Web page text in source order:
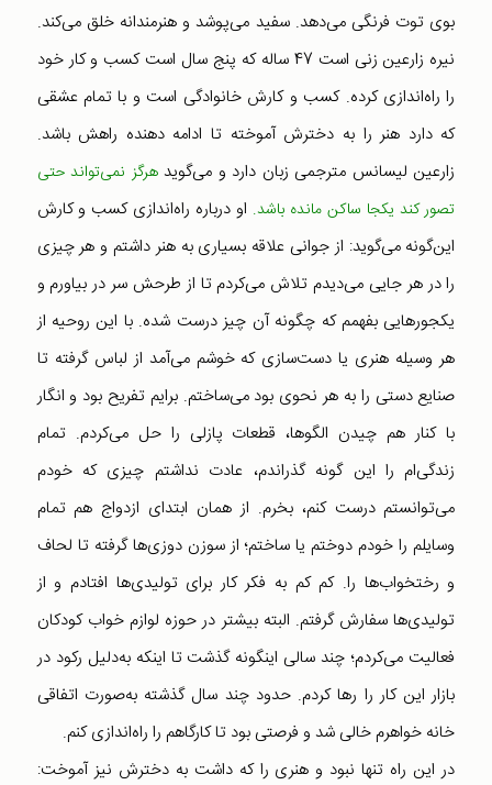
بوی توت فرنگی می‌دهد. سفید می‌پوشد و هنرمندانه خلق می‌کند.
نیره زارعین زنی است 47 ساله که پنج سال است کسب و کار خود
را راه‌اندازی کرده. کسب و کارش خانوادگی است و با تمام عشقی
که دارد هنر را به دخترش آموخته تا ادامه دهنده راهش باشد.
زارعین لیسانس مترجمی زبان دارد و می‌گویدهرگز نمی‌تواند حتی
تصور کند یکجا ساکن مانده باشد. او درباره راه‌اندازی کسب و کارش
این‌گونه می‌گوید: از جوانی علاقه بسیاری به هنر داشتم و هر چیزی
را در هر جایی می‌دیدم تلاش می‌کردم تا از طرحش سر در بیاورم و
یکجورهایی بفهمم که چگونه آن چیز درست شده. با این روحیه از
هر وسیله هنری یا دست‌سازی که خوشم می‌آمد از لباس گرفته تا
صنایع دستی را به هر نحوی بود می‌ساختم. برایم تفریح بود و انگار
با کنار هم چیدن الگو‌ها، قطعات پازلی را حل می‌کردم. تمام
زندگی‌ام را این گونه گذراندم، عادت نداشتم چیزی که خودم
می‌توانستم درست کنم، بخرم. از همان ابتدای ازدواج هم تمام
وسایلم را خودم دوختم یا ساختم؛ از سوزن دوزی‌ها گرفته تا لحاف
و رختخواب‌ها را. کم کم به فکر کار برای تولیدی‌ها افتادم و از
تولیدی‌ها سفارش گرفتم. البته بیشتر در حوزه لوازم خواب کودکان
فعالیت می‌کردم؛ چند سالی اینگونه گذشت تا اینکه به‌دلیل رکود در
بازار این کار را رها کردم. حدود چند سال گذشته به‌صورت اتفاقی
خانه خواهرم خالی شد و فرصتی بود تا کارگاهم را راه‌اندازی کنم.
در این راه تنها نبود و هنری را که داشت به دخترش نیز آموخت: